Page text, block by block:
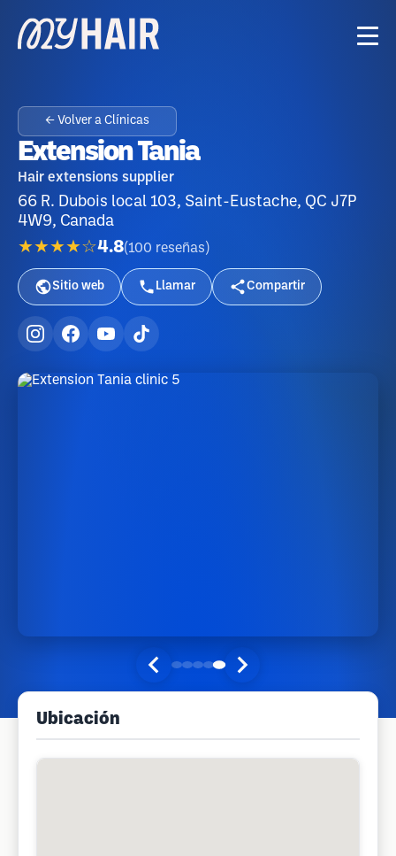
← Volver a Clínicas
Extension Tania
Hair extensions supplier
66 R. Dubois local 103, Saint-Eustache, QC J7P
4W9, Canada
★★★★☆4.8(100 reseñas )
Sitio web Llamar Compartir
Ubicación